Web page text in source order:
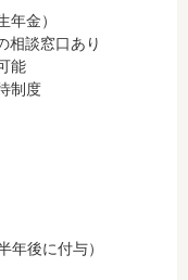
金）
談窓口あり
能
制度
年後に付与）